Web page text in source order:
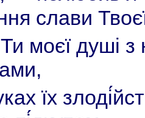
слави
моєї душі
їх